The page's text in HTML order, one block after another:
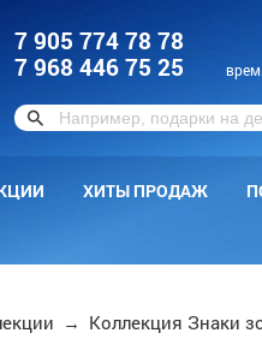
7 905 774 78 78
7 968 446 75 25
ХИТЫ ПРОДАЖ
→ Коллекция Знаки